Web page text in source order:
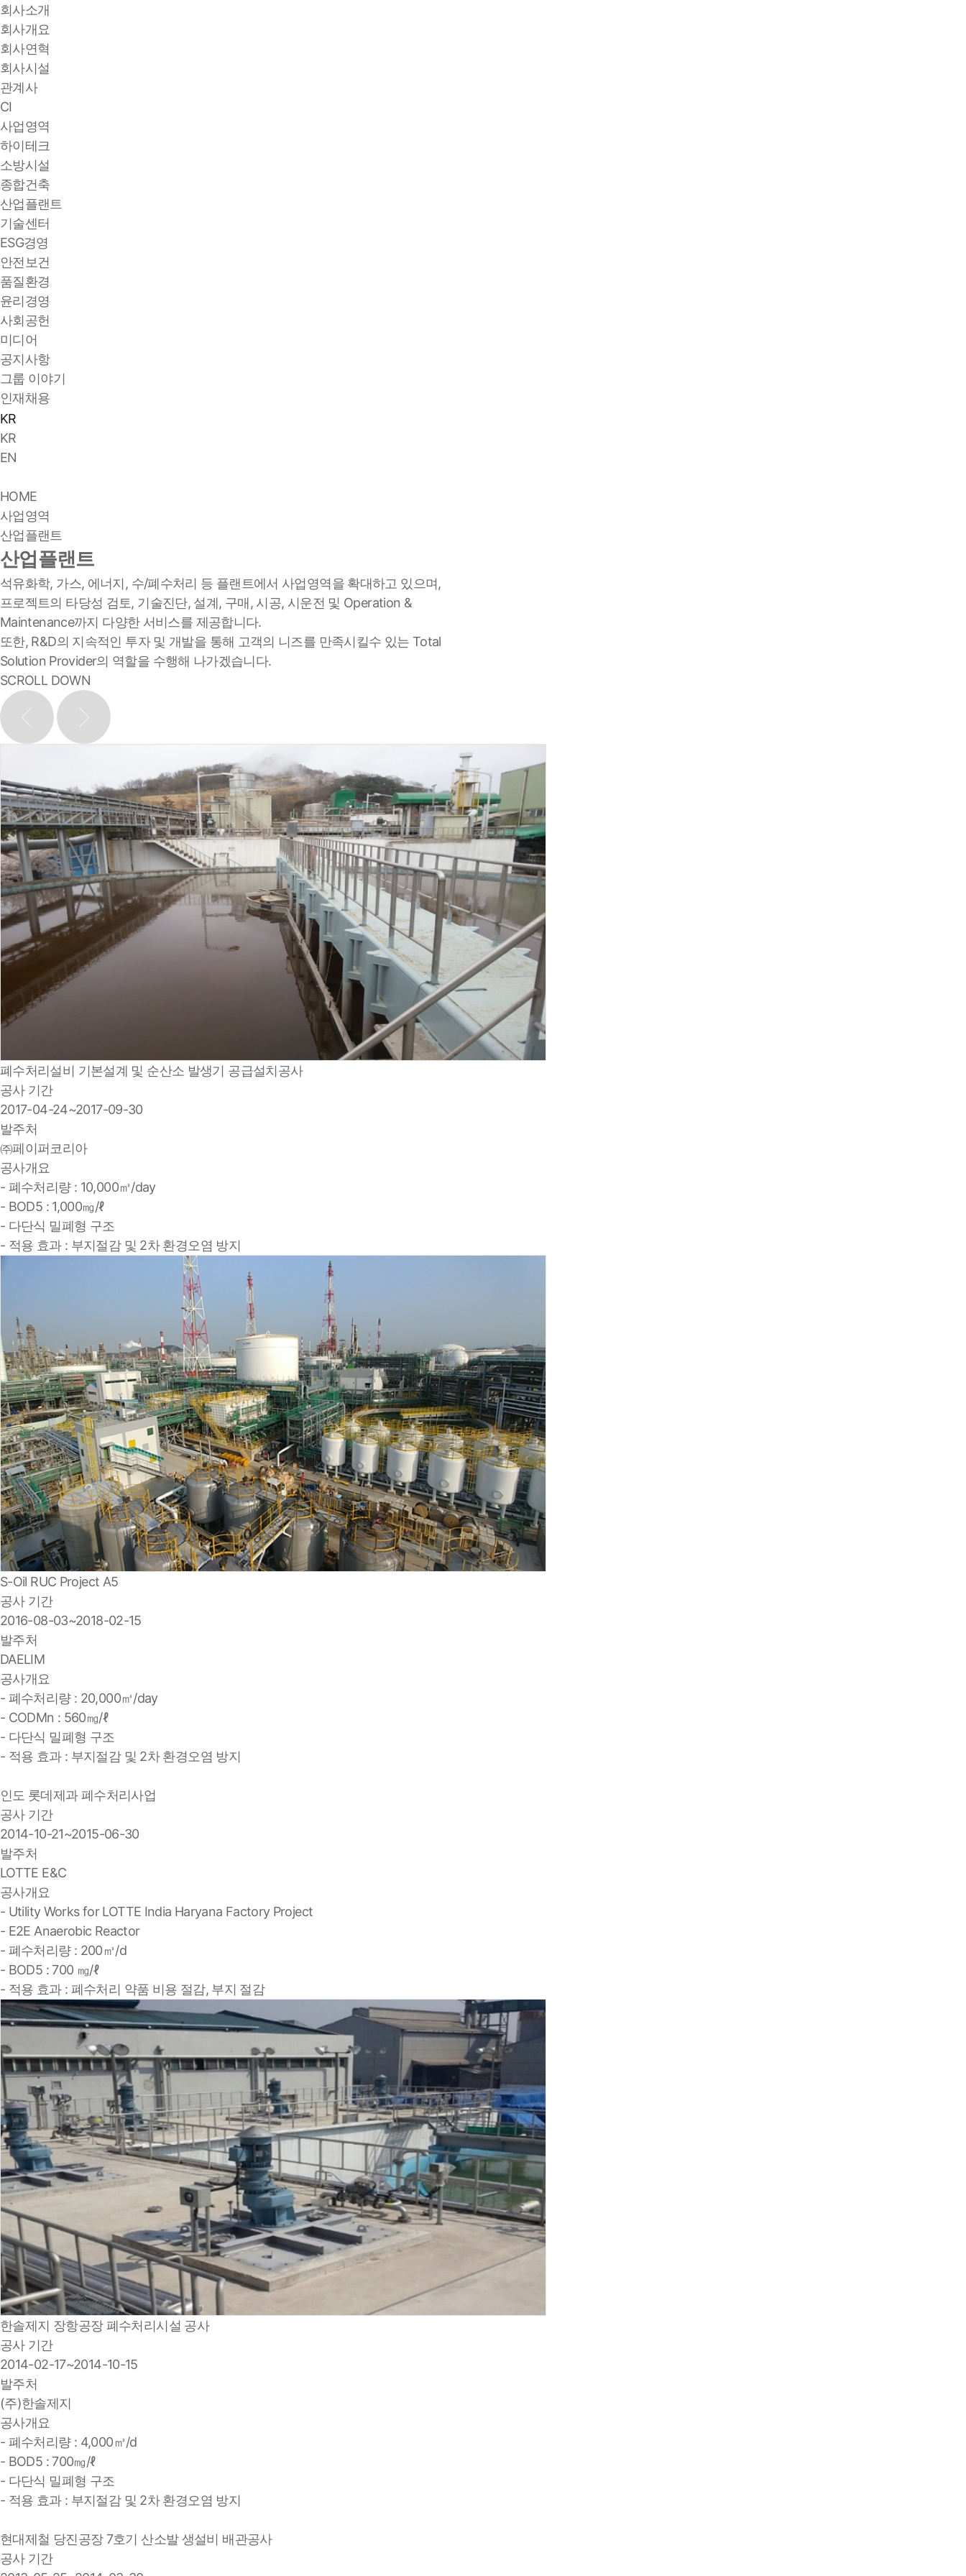
회사소개
회사개요
회사연혁
회사시설
관계사
CI
사업영역
하이테크
소방시설
종합건축
산업플랜트
기술센터
ESG경영
안전보건
품질환경
윤리경영
사회공헌
미디어
공지사항
그룹 이야기
인재채용
KR
KR
EN
HOME
사업영역
산업플랜트
산업플랜트
석유화학, 가스, 에너지, 수/폐수처리 등 플랜트에서 사업영역을 확대하고 있으며,
프로젝트의 타당성 검토, 기술진단, 설계, 구매, 시공, 시운전 및 Operation &
Maintenance까지 다양한 서비스를 제공합니다.
또한, R&D의 지속적인 투자 및 개발을 통해 고객의 니즈를 만족시킬수 있는 Total
Solution Provider의 역할을 수행해 나가겠습니다.
SCROLL DOWN
폐수처리설비 기본설계 및 순산소 발생기 공급설치공사
공사 기간
2017-04-24~2017-09-30
발주처
㈜페이퍼코리아
공사개요
- 폐수처리량 : 10,000㎥/day
- BOD5 : 1,000㎎/ℓ
- 다단식 밀폐형 구조
- 적용 효과 : 부지절감 및 2차 환경오염 방지
S-Oil RUC Project A5
공사 기간
2016-08-03~2018-02-15
발주처
DAELIM
공사개요
- 폐수처리량 : 20,000㎥/day
- CODMn : 560㎎/ℓ
- 다단식 밀폐형 구조
- 적용 효과 : 부지절감 및 2차 환경오염 방지
인도 롯데제과 폐수처리사업
공사 기간
2014-10-21~2015-06-30
발주처
LOTTE E&C
공사개요
- Utility Works for LOTTE India Haryana Factory Project
- E2E Anaerobic Reactor
- 폐수처리량 : 200㎥/d
- BOD5 : 700 ㎎/ℓ
- 적용 효과 : 폐수처리 약품 비용 절감, 부지 절감
한솔제지 장항공장 폐수처리시설 공사
공사 기간
2014-02-17~2014-10-15
발주처
(주)한솔제지
공사개요
- 폐수처리량 : 4,000㎥/d
- BOD5 : 700㎎/ℓ
- 다단식 밀폐형 구조
- 적용 효과 : 부지절감 및 2차 환경오염 방지
현대제철 당진공장 7호기 산소발 생설비 배관공사
공사 기간